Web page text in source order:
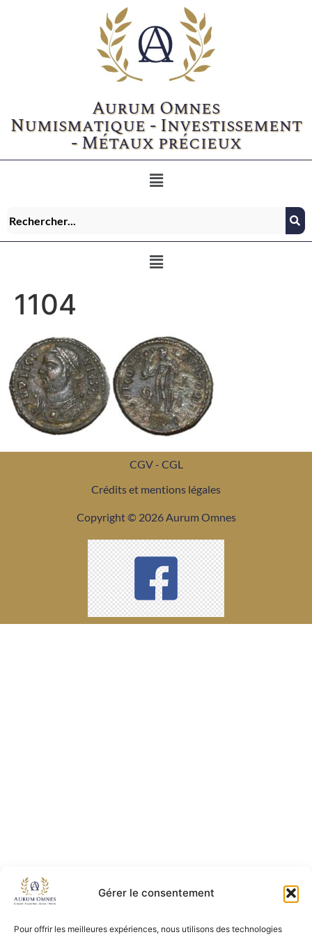
Gérer le consentement
Pour offrir les meilleures expériences, nous utilisons des technologies
Aurum Omnes
Numismatique - Investissement
- Métaux précieux
1104
CGV - CGL
Crédits et mentions légales
Copyright © 2026 Aurum Omnes